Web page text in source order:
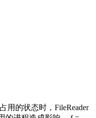
用的状态时，FileReader